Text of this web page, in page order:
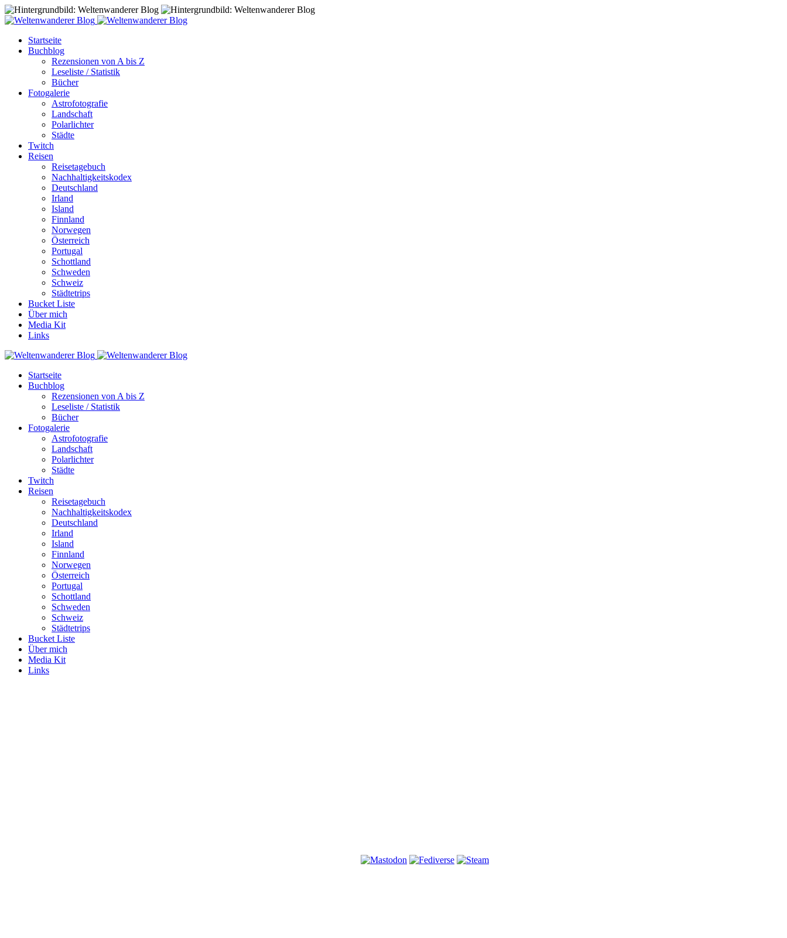
Startseite
Buchblog
Rezensionen von A bis Z
Leseliste / Statistik
Bücher
Fotogalerie
Astrofotografie
Landschaft
Polarlichter
Städte
Twitch
Reisen
Reisetagebuch
Nachhaltigkeitskodex
Deutschland
Irland
Island
Finnland
Norwegen
Österreich
Portugal
Schottland
Schweden
Schweiz
Städtetrips
Bucket Liste
Über mich
Media Kit
Links
Startseite
Buchblog
Rezensionen von A bis Z
Leseliste / Statistik
Bücher
Fotogalerie
Astrofotografie
Landschaft
Polarlichter
Städte
Twitch
Reisen
Reisetagebuch
Nachhaltigkeitskodex
Deutschland
Irland
Island
Finnland
Norwegen
Österreich
Portugal
Schottland
Schweden
Schweiz
Städtetrips
Bucket Liste
Über mich
Media Kit
Links